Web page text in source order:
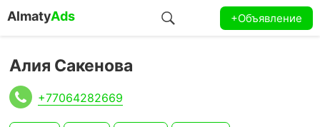
AlmatyAds +Объявление
Алия Сакенова
+77064282669